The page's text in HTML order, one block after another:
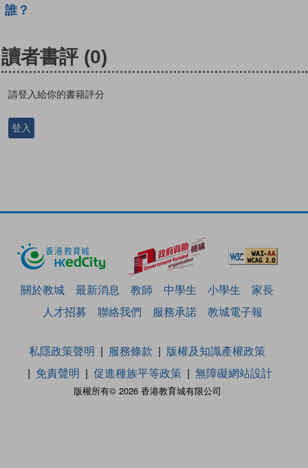
誰？
讀者書評 (0)
請登入給你的書籍評分
登入
關於教城 最新消息 教師 中學生 小學生
家長
人才招募
聯絡我們 服務承諾 教城電子報
版權所有© 2026 香港教育城有限公司
私隱政策聲明 服務條款
版權及知識產權政策
免責聲明
促進種族平等政策 無障礙網站設計